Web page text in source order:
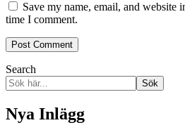
Save my name, email, and website
time I comment.
Search
Sök
Nya Inlägg